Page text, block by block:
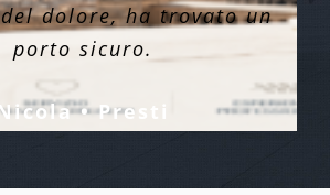
dolore, ha trovato un
porto sicuro.
• Presti